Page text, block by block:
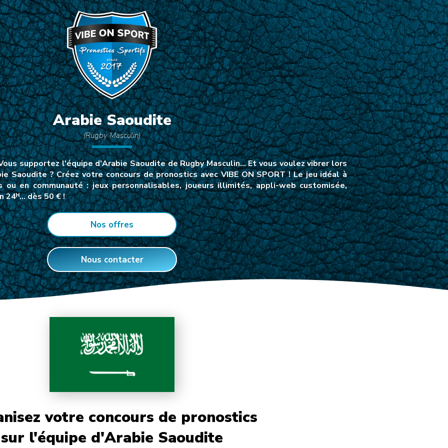
Arabie Saoudite
(Rugby Masculin)
supportez l'équipe d'Arabie Saoudite de Rugby Masculin… Et vous voulez vibrer lors
Saoudite ? Créez votre concours de pronostics avec VIBE ON SPORT ! Le jeu idéal à
en communauté : jeux personnalisables, joueurs illimités, appli-web customisée,
24ᴴ… dès 50 € !
Nos offres
Nous contacter
votre concours de pronostics
sur l'équipe d'Arabie Saoudite